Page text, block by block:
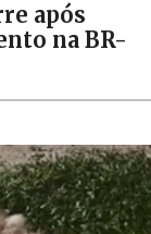
após
na BR-